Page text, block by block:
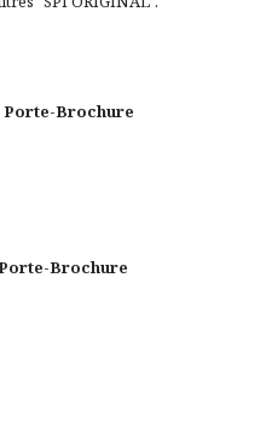
Porte-Brochure
Brochure